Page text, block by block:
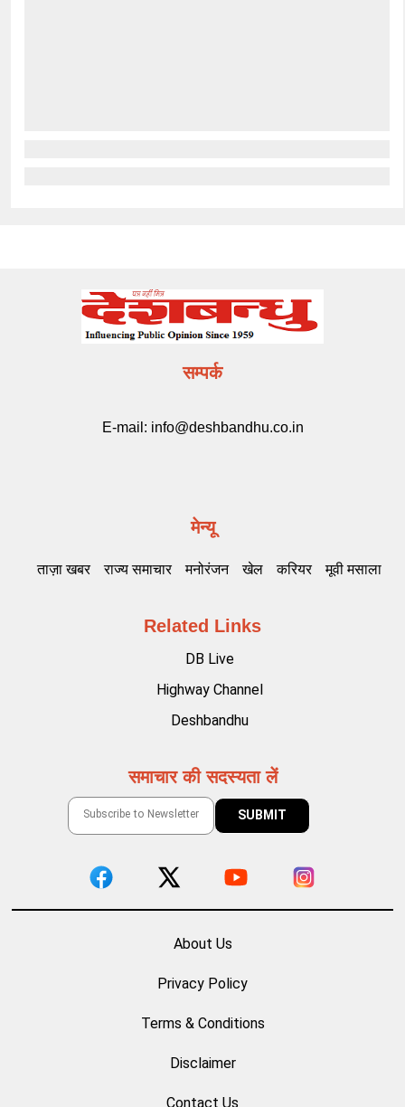
सम्पर्क
E-mail: info@deshbandhu.co.in
मेन्यू
ताज़ा खबर राज्य समाचार मनोरंजन खेल करियर मूवी मसाला
Related Links
DB Live
Highway Channel
Deshbandhu
समाचार की सदस्यता लें
About Us
Privacy Policy
Terms & Conditions
Disclaimer
Contact Us